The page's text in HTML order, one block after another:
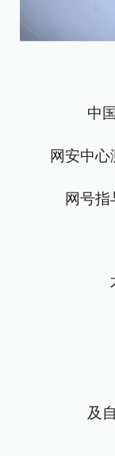
中
网安中
网号
及